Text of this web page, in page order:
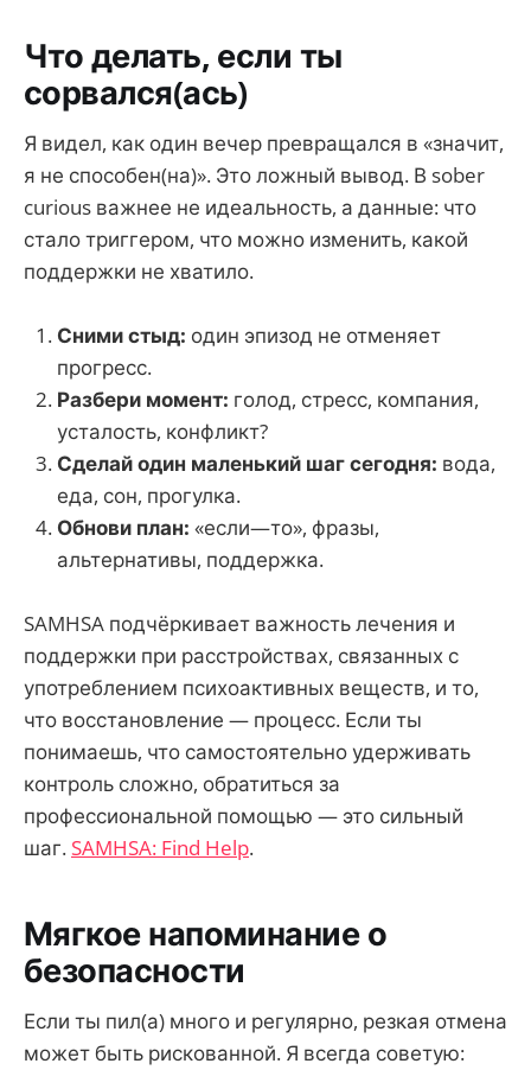
Что делать, если ты
сорвался(ась)
Я видел, как один вечер превращался в «значит,
я не способен(на)». Это ложный вывод. В sober
curious важнее не идеальность, а данные: что
стало триггером, что можно изменить, какой
поддержки не хватило.
Сними стыд: один эпизод не отменяет
прогресс.
Разбери момент: голод, стресс, компания,
усталость, конфликт?
Сделай один маленький шаг сегодня: вода,
еда, сон, прогулка.
Обнови план: «если—то», фразы,
альтернативы, поддержка.
SAMHSA подчёркивает важность лечения и
поддержки при расстройствах, связанных с
употреблением психоактивных веществ, и то,
что восстановление — процесс. Если ты
понимаешь, что самостоятельно удерживать
контроль сложно, обратиться за
профессиональной помощью — это сильный
шаг. SAMHSA: Find Help.
Мягкое напоминание о
безопасности
Если ты пил(а) много и регулярно, резкая отмена
может быть рискованной. Я всегда советую: